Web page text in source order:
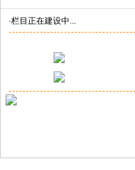
·栏目正在建设中...